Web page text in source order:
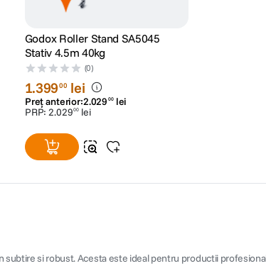
Godox Roller Stand SA5045
Stativ 4.5m 40kg
(0)
1.39900 lei
Preț anterior:2.029 00 lei
PRP:2.02900 lei
si robust. Acesta este ideal pentru productii